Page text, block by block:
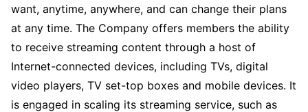
want, anytime, anywhere, and can change their plans
at any time. The Company offers members the ability
to receive streaming content through a host of
Internet-connected devices, including TVs, digital
video players, TV set-top boxes and mobile devices. It
is engaged in scaling its streaming service, such as